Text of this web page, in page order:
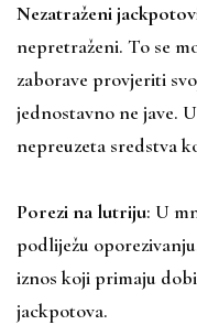
Nezatraženi
nepretraženi. To se
zaborave provjeriti
jednostavno ne jave.
nepreuzeta sredstva
Porezi na lutriju: U
podliježu
iznos koji primaju
jackpotova.